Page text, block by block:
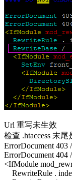
Url 重写未生效
检查 .htaccess 末尾
ErrorDocument 403
ErrorDocument 404
<IfModule
RewriteRule .